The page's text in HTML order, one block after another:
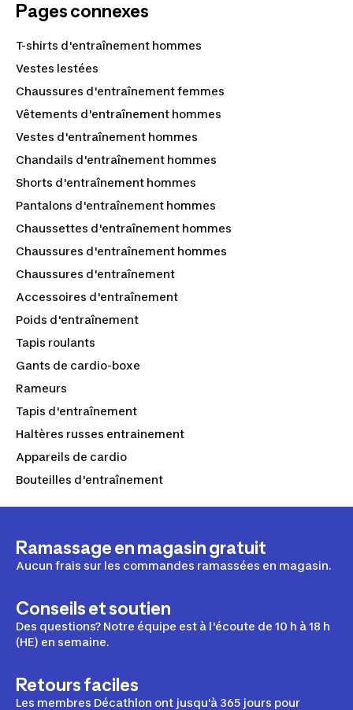
Pages connexes
T-shirts d'entraînement hommes
Vestes lestées
Chaussures d'entraînement femmes
Vêtements d'entraînement hommes
Vestes d'entraînement hommes
Chandails d'entraînement hommes
Shorts d'entraînement hommes
Pantalons d'entraînement hommes
Chaussettes d'entraînement hommes
Chaussures d'entraînement hommes
Chaussures d'entraînement
Accessoires d'entraînement
Poids d'entraînement
Tapis roulants
Gants de cardio-boxe
Rameurs
Tapis d'entraînement
Haltères russes entrainement
Appareils de cardio
Bouteilles d'entraînement
Ramassage en magasin gratuit
Aucun frais sur les commandes ramassées en magasin.
Conseils et soutien
Des questions? Notre équipe est à l'écoute de 10 h à 18 h
(HE) en semaine.
Retours faciles
Les membres Décathlon ont jusqu'à 365 jours pour